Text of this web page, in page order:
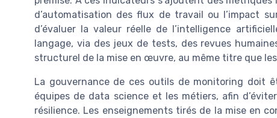
d’automatisation des flux de travail ou l’impact
d’évaluer la valeur réelle de l’intelligence
langage, via des jeux de tests, des revues
structurel de la mise en œuvre, au même titre que
La gouvernance de ces outils de monitoring doit
équipes de data science et les métiers, afin
résilience. Les enseignements tirés de la mise en